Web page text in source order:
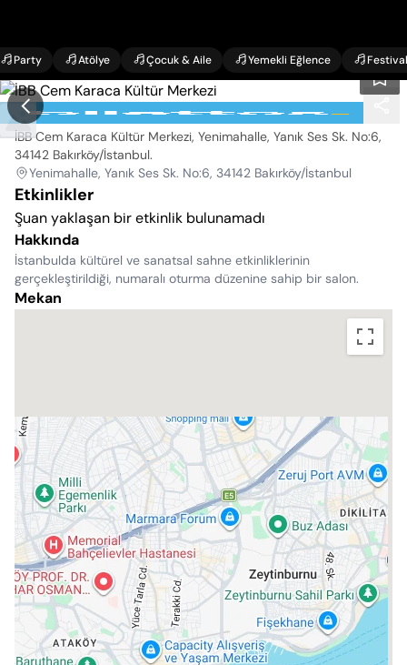
Party Atölye Çocuk & Aile Yemekli Eğlence Festival
İBB Cem Karaca Kültür Merkezi
İBB Cem Karaca Kültür Merkezi, Yenimahalle, Yanık Ses Sk. No:6,
34142 Bakırköy/İstanbul.
Yenimahalle, Yanık Ses Sk. No:6, 34142 Bakırköy/İstanbul
Etkinlikler
Şuan yaklaşan bir etkinlik bulunamadı
Hakkında
İstanbulda kültürel ve sanatsal sahne etkinliklerinin
gerçekleştirildiği, numaralı oturma düzenine sahip bir salon.
Mekan